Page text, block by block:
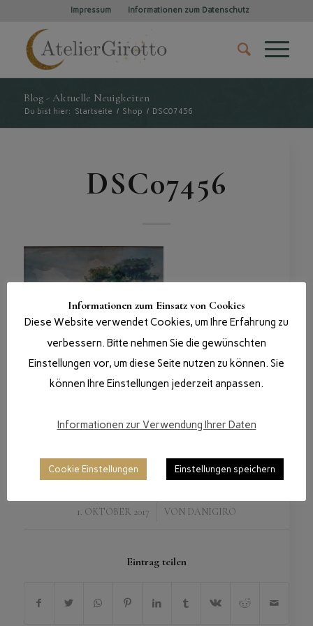
Impressum Informationen zum Datenschutz
Blog - Aktuelle Neuigkeiten
Du bist hier: Startseite / Shop / DSC07456
DSC07456
1. OKTOBER 2017
/ VON DANIGIRO
Eintrag teilen
Informationen zum Einsatz von Cookies
Diese Website verwendet Cookies, um Ihre Erfahrung zu
verbessern. Bitte nehmen Sie die gewünschten
Einstellungen vor, um diese Seite nutzen zu können. Sie
können Ihre Einstellungen jederzeit anpassen.
Informationen zur Verwendung Ihrer Daten
Cookie Einstellungen Einstellungen speichern